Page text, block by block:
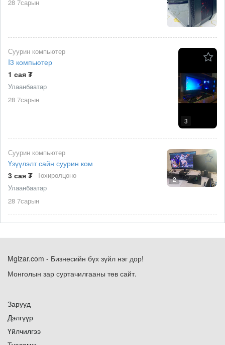
28 7сарын
3
Суурин компьютер
I3 компьютер
1 сая ₮
Улаанбаатар
28 7сарын
2
Суурин компьютер
Үзүүлэлт сайн суурин ком
3 сая ₮ Тохиролцоно
Улаанбаатар
28 7сарын
Mglzar.com - Бизнесийн бүх зүйл нэг дор!
Монголын зар суртачилгааны төв сайт.
Зарууд
Дэлгүүр
Үйлчилгээ